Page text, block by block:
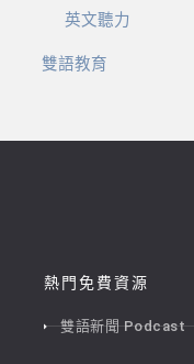
英文聽力
雙語教育
熱門免費資源
雙語新聞 Podcast